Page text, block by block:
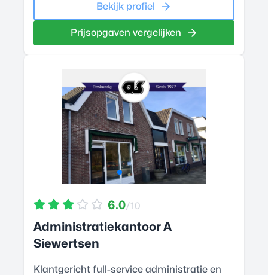
Bekijk profiel
Prijsopgaven vergelijken
6.0/10
Administratiekantoor A
Siewertsen
Klantgericht full-service administratie en